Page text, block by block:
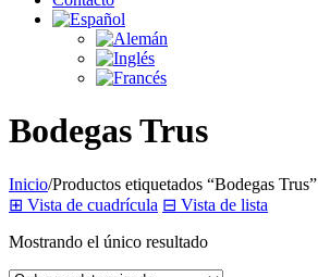
Bodegas Trus
Inicio/Productos etiquetados “Bodegas Trus”
⊞ Vista de cuadrícula ⊟ Vista de lista
Mostrando el único resultado